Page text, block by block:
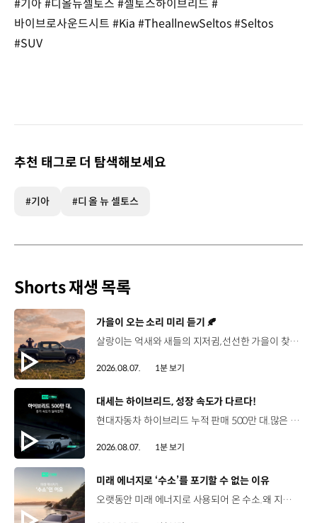
#기아 #디올뉴셀토스 #셀토스하이브리드 #
바이브로사운드시트 #Kia #TheallnewSeltos #Seltos
#SUV
추천 태그로 더 탐색해보세요
#기아 #디 올 뉴 셀토스
Shorts 재생 목록
[동영상]
가을이 오는 소리 미리 듣기 🍂
살랑이는 억새와 새들의 지저귐,선선한 가을이 찾아오는 소리. 더 기아 타스만과 함께 계절을 만나보세요. 🎧 *본 영상은 AI를 활용해 제작했습니다. #기아 #더기아타스만 #타스만 #가을 #입추 #Tasman #ASMR
2026.08.07. 1분 보기
[동영상]
대세는 하이브리드, 성장 속도가 다르다!
현대자동차 하이브리드 누적 판매 500만 대.많은 운전자들이 선택한 이유는 무엇일까요? 현대진행형 팟캐스트 EP.21에서 확인하세요.📻 #현대자동차그룹 #현대진행형 #모빌리티팟캐스트 #하이브리드 #연료 #미래모빌리티 #모빌리티
2026.08.07. 1분 보기
[동영상]
미래 에너지로 ‘수소’를 포기할 수 없는 이유
오랫동안 미래 에너지로 사용되어 온 수소.왜 지금까지도 중요한 선택지로 꼽힐까요? 현대진행형 팟캐스트 EP.21에서 확인하세요.📻 #현대자동차그룹 #현대진행형 #모빌리티팟캐스트 #수소전기차 #수소에너지 #연료 #미래모빌리티 #모빌리티